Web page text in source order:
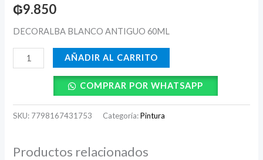
₲9.850
DECORALBA BLANCO ANTIGUO 60ML
AÑADIR AL CARRITO
COMPRAR POR WHATSAPP
SKU: 7798167431753 Categoría:Pintura
Productos relacionados